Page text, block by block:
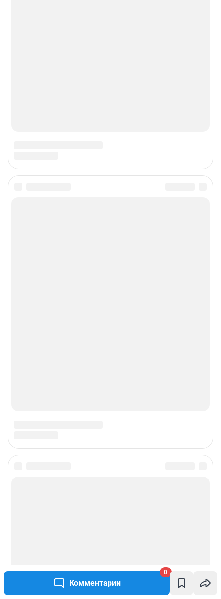
Комментарии
0